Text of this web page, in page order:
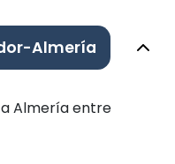
Almería
Almería entre